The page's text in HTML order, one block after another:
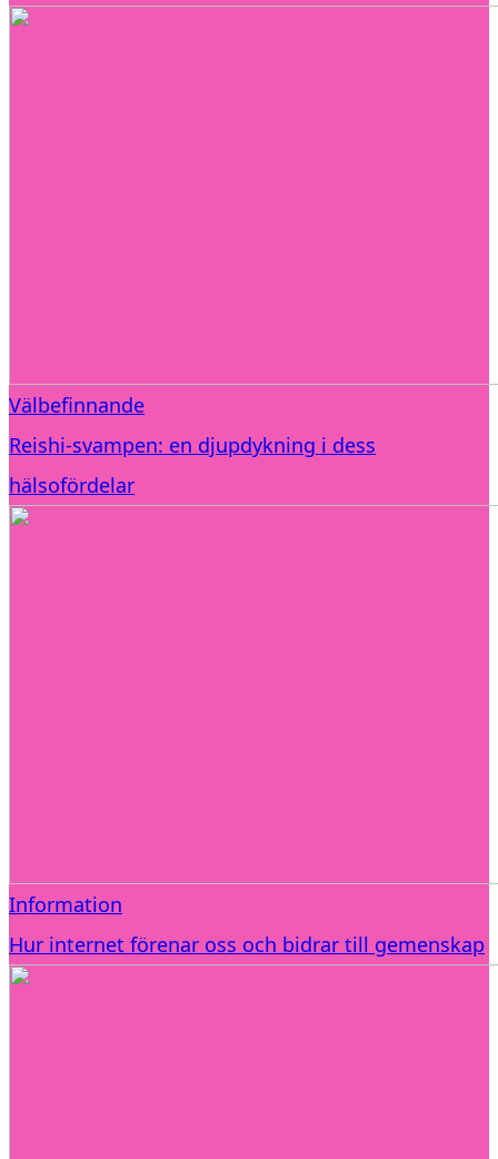
Välbefinnande
Reishi-svampen: en djupdykning i dess
hälsofördelar
Information
Hur internet förenar oss och bidrar till gemenskap